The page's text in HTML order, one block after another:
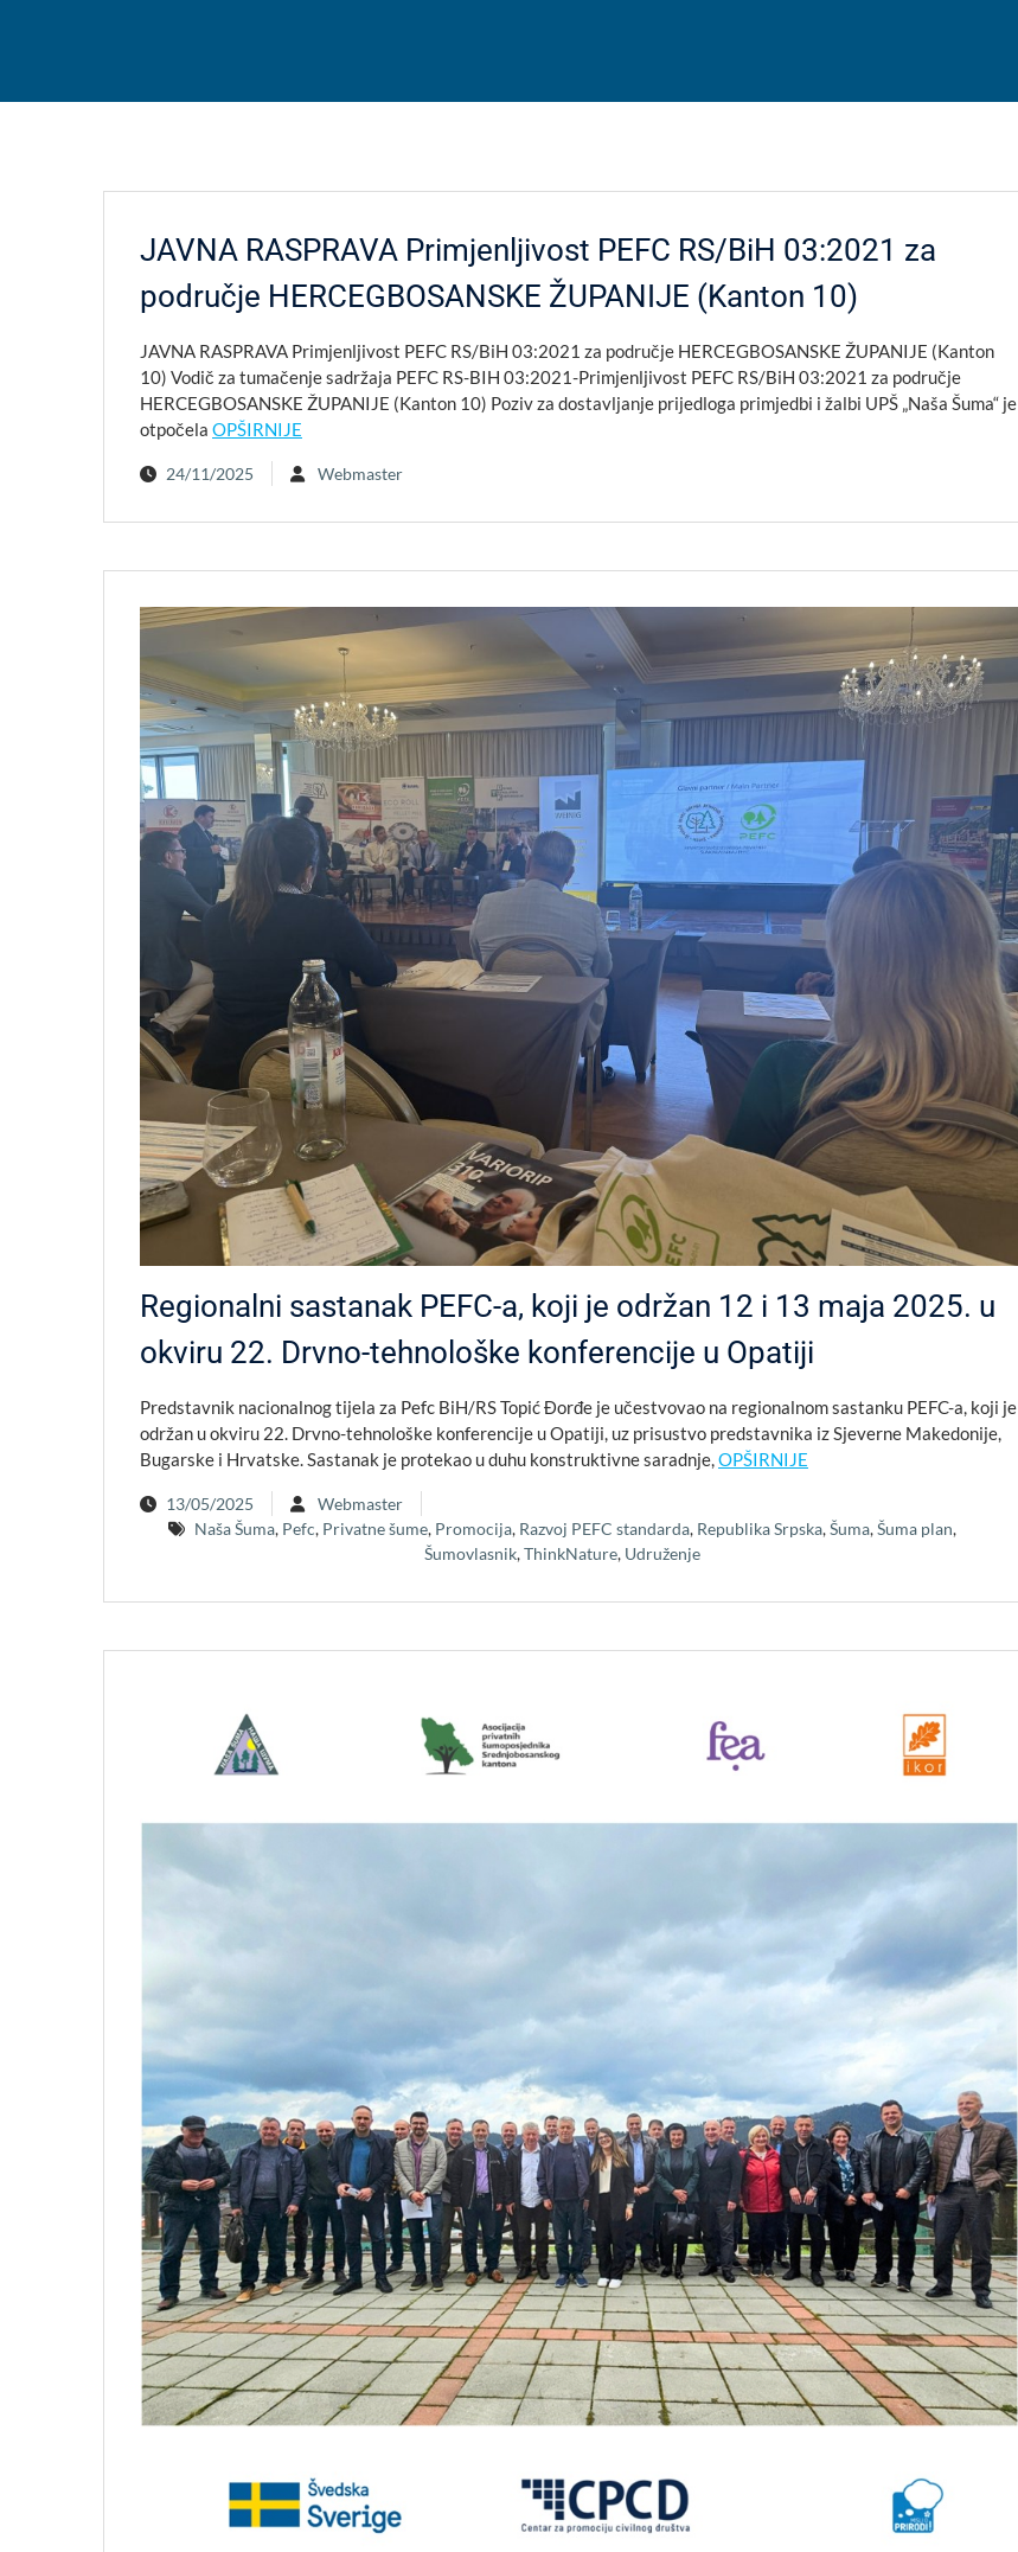
JAVNA RASPRAVA Primjenljivost PEFC RS/BiH 03:2021 za
područje HERCEGBOSANSKE ŽUPANIJE (Kanton 10)
JAVNA RASPRAVA Primjenljivost PEFC RS/BiH 03:2021 za područje HERCEGBOSANSKE ŽUPANIJE (Kanton
10) Vodič za tumačenje sadržaja PEFC RS-BIH 03:2021-Primjenljivost PEFC RS/BiH 03:2021 za područje
HERCEGBOSANSKE ŽUPANIJE (Kanton 10) Poziv za dostavljanje prijedloga primjedbi i žalbi UPŠ „Naša Šuma“ je
otpočela OPŠIRNIJE
24/11/2025 Webmaster
Regionalni sastanak PEFC-a, koji je održan 12 i 13 maja 2025. u
okviru 22. Drvno-tehnološke konferencije u Opatiji
Predstavnik nacionalnog tijela za Pefc BiH/RS Topić Đorđe je učestvovao na regionalnom sastanku PEFC-a, koji je
održan u okviru 22. Drvno-tehnološke konferencije u Opatiji, uz prisustvo predstavnika iz Sjeverne Makedonije,
Bugarske i Hrvatske. Sastanak je protekao u duhu konstruktivne saradnje,OPŠIRNIJE
13/05/2025
Webmaster
Naša Šuma, Pefc, Privatne šume, Promocija, Razvoj PEFC standarda, Republika Srpska,Šuma,Šuma plan,
Šumovlasnik,ThinkNature, Udruženje